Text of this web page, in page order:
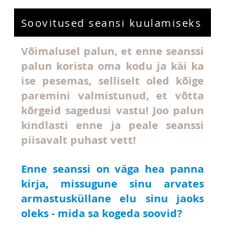
Soovitused seansi kuulamiseks
Võimalusel palun, et enne seanssi
palun korista oma kodu ja käi ka
ise pesemas, selliselt oled kõige
paremini valmistunud, et võtta
kõrgeid sagedusi vastu! Joo palun
kindlasti enne ja peale seanssi
piisavalt puhast vett!
Enne seanssi on väga hea panna
kirja, missugune sinu arvates
armastusküllane elu sinu jaoks
oleks - mida sa kogeda soovid?